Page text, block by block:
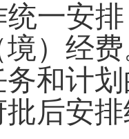
一安
境）经
务和计
后安